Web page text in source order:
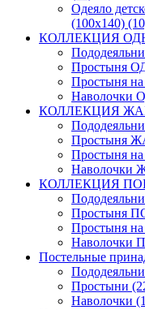
Одеяло
(100х140)
КОЛЛЕКЦИЯ
Простыня
Простыня
Наволочки
КОЛЛЕКЦИЯ
Простыня
Простыня
Наволочки
КОЛЛЕКЦИЯ
Простыня
Простыня
Постельные
Простыни
Наволочки